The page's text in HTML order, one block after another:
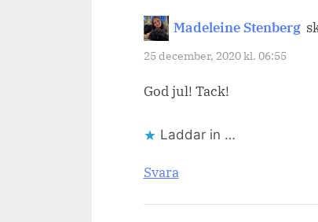
Madeleine Stenberg
25 december, 2020 kl. 06:55
God jul! Tack!
Laddar in …
Svara